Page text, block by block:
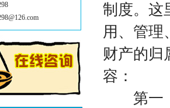
制度。这
用、管理
财产的归
容：
第一，